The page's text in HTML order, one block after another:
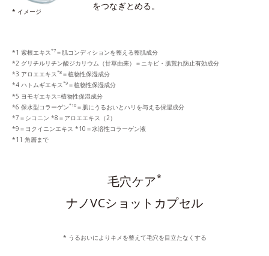
* イメージ をつなぎとめる。
*1 紫根エキス*7 ＝肌コンディションを整える整肌成分
*2 グリチルリチン酸ジカリウム（甘草由来）＝ニキビ・肌荒れ防止有効成分
*3 アロエエキス*8 ＝植物性保湿成分
*4 ハトムギエキス*9 ＝植物性保湿成分
*5 ヨモギエキス=植物性保湿成分
*6 保水型コラーゲン*10 ＝肌にうるおいとハリを与える保湿成分
*7＝シコニン *8＝アロエエキス（2）
*9＝ヨクイニンエキス *10＝水溶性コラーゲン液
*11 角層まで
毛穴ケア*
ナノVCショットカプセル
* うるおいによりキメを整えて毛穴を目立たなくする